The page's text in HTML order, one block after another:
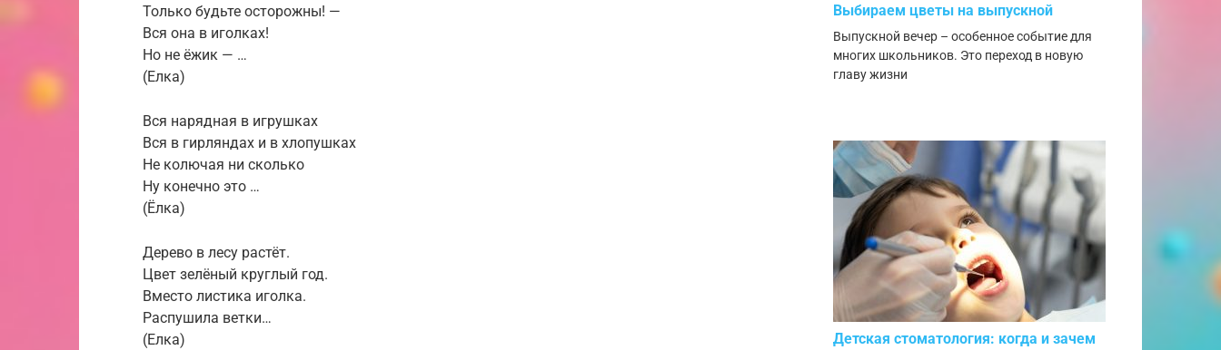
Только будьте осторожны! —
Вся она в иголках!
Но не ёжик — …
(Елка)
Вся нарядная в игрушках
Вся в гирляндах и в хлопушках
Не колючая ни сколько
Ну конечно это …
(Ёлка)
Дерево в лесу растёт.
Цвет зелёный круглый год.
Вместо листика иголка.
Распушила ветки…
(Елка)
Выбираем цветы на выпускной
Выпускной вечер – особенное событие для
многих школьников. Это переход в новую
главу жизни
Детская стоматология: когда и зачем